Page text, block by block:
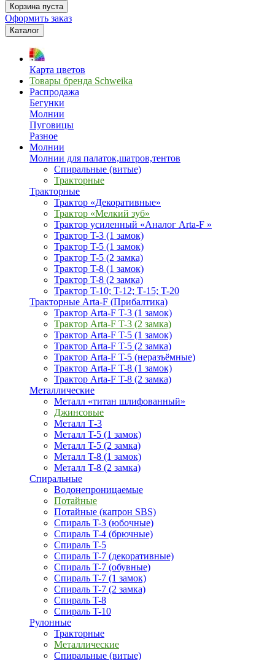
Корзина пуста
Оформить заказ
Каталог
Карта цветов
Товары бренда Schweika
Распродажа
Бегунки
Молнии
Пуговицы
Разное
Молнии
Молнии для палаток,шатров,тентов
Спиральные (витые)
Тракторные
Тракторные
Трактор «Декоративные»
Трактор «Мелкий зуб»
Трактор усиленный «Аналог Arta-F »
Трактор T-3 (1 замок)
Трактор T-5 (1 замок)
Трактор T-5 (2 замка)
Трактор T-8 (1 замок)
Трактор T-8 (2 замка)
Трактор T-10; T-12; Т-15; T-20
Тракторные Arta-F (Прибалтика)
Трактор Arta-F T-3 (1 замок)
Трактор Arta-F T-3 (2 замка)
Трактор Arta-F T-5 (1 замок)
Трактор Arta-F T-5 (2 замка)
Трактор Arta-F T-5 (неразъёмные)
Трактор Arta-F T-8 (1 замок)
Трактор Arta-F T-8 (2 замка)
Металлические
Металл «титан шлифованный»
Джинсовые
Металл Т-3
Металл T-5 (1 замок)
Металл T-5 (2 замка)
Металл T-8 (1 замок)
Металл T-8 (2 замка)
Спиральные
Водонепроницаемые
Потайные
Потайные (капрон SBS)
Спираль T-3 (юбочные)
Спираль T-4 (брючные)
Спираль T-5
Спираль T-7 (декоративные)
Спираль T-7 (обувные)
Спираль T-7 (1 замок)
Спираль T-7 (2 замка)
Спираль T-8
Спираль T-10
Рулонные
Тракторные
Металлические
Спиральные (витые)